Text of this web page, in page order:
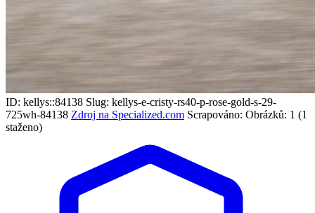
ID: kellys::84138 Slug: kellys-e-cristy-rs40-p-rose-gold-s-29-
725wh-84138 Zdroj na Specialized.com Scrapováno: Obrázků: 1 (1
staženo)